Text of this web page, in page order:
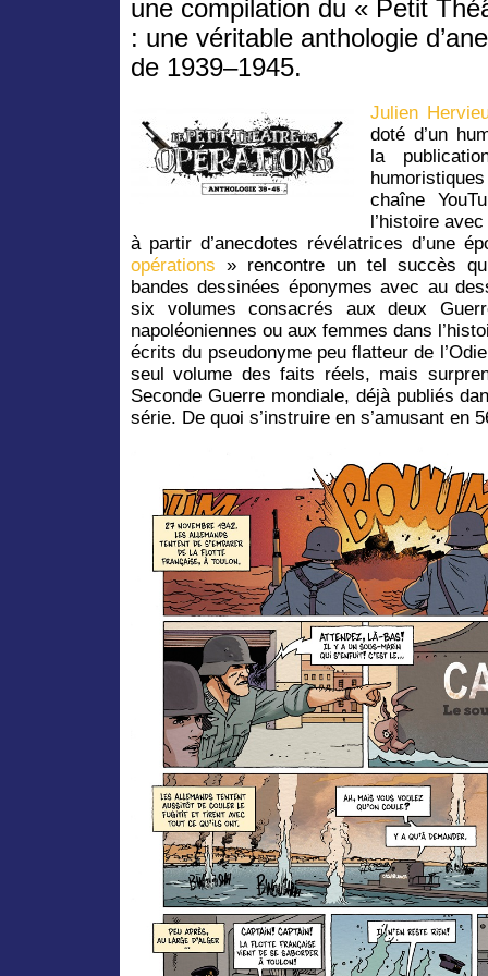
une compilation du « Petit
: une véritable anthologie
de 1939–1945.
Julien
doté d’un
la
chaîne
l’histoire
à partir d’anecdotes révélatrices d’une
opérations » rencontre un tel succès
bandes dessinées éponymes avec au
six volumes consacrés aux deux
napoléoniennes ou aux femmes dans
écrits du pseudonyme peu flatteur de
seul volume des faits réels, mais
Seconde Guerre mondiale, déjà publiés
série. De quoi s’instruire en s’amusant en